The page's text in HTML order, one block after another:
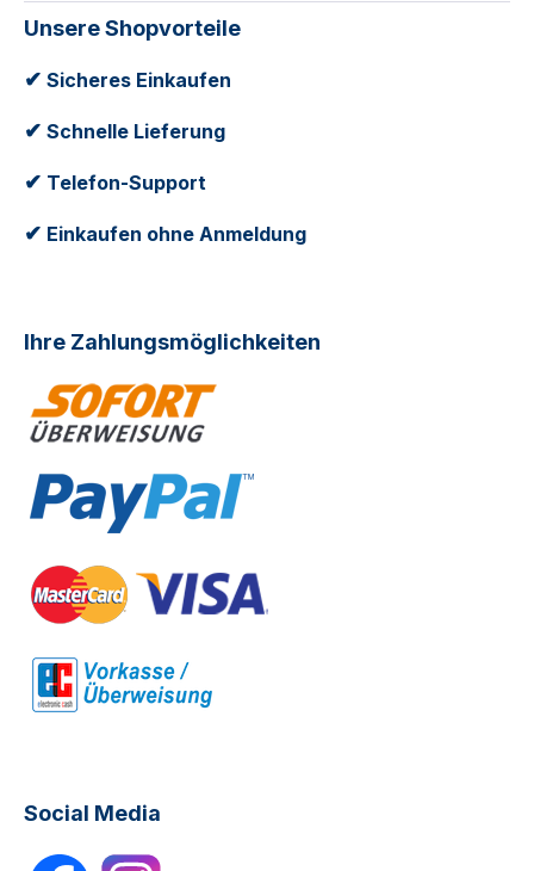
Unsere Shopvorteile
✔ Sicheres Einkaufen
✔ Schnelle Lieferung
✔ Telefon-Support
✔ Einkaufen ohne Anmeldung
Ihre Zahlungsmöglichkeiten
Social Media